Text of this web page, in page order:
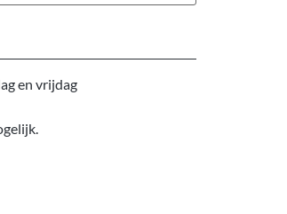
en vrijdag